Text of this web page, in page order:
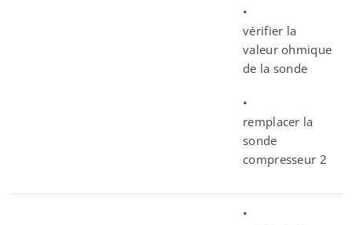
•
vérifier la
valeur ohmique
de la sonde
•
remplacer la
sonde
compresseur 2
•